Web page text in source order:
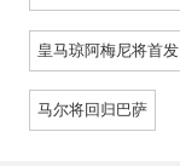
皇马琼阿梅尼将首发
马尔将回归巴萨